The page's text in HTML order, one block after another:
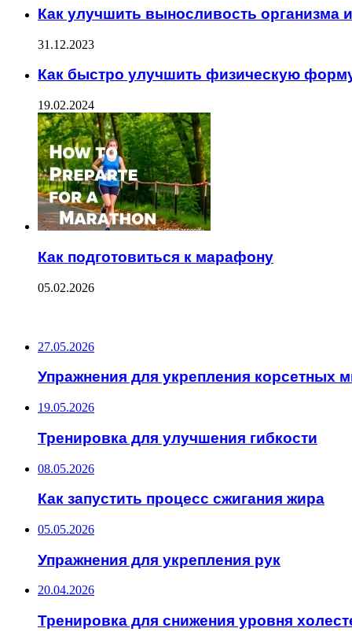
Как улучшить выносливость организма
31.12.2023
Как быстро улучшить физическую
19.02.2024
Как подготовиться к марафону
05.02.2026
27.05.2026
Упражнения для укрепления корсетных
19.05.2026
Тренировка для улучшения гибкости
08.05.2026
Как запустить процесс сжигания жира
05.05.2026
Упражнения для укрепления рук
20.04.2026
Тренировка для снижения уровня